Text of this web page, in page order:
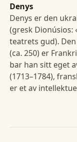
Denys
Denys er den
(gresk Dionúsios:
teatrets gud).
(ca. 250) er
bar han sitt eget
(1713–1784),
er et av